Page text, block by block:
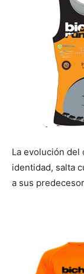
La evolución del
identidad, salta
a sus